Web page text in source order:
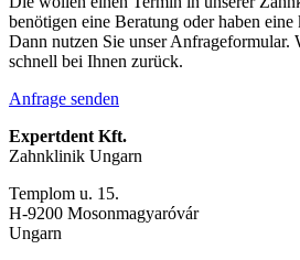
benötigen eine Beratung oder haben eine
Dann nutzen Sie unser Anfrageformular.
schnell bei Ihnen zurück.
Anfrage senden
Expertdent Kft.
Zahnklinik Ungarn
Templom u. 15.
H-9200 Mosonmagyaróvár
Ungarn